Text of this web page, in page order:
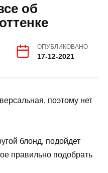
об
ОПУБЛИКОВАНО
17-12-2021
поэтому нет
блонд, подойдет
правильно подобрать